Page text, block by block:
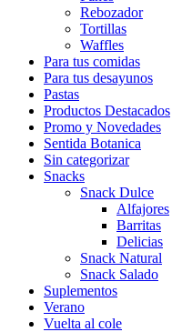
Rebozador
Tortillas
Waffles
Para tus comidas
Para tus desayunos
Pastas
Productos Destacados
Promo y Novedades
Sentida Botanica
Sin categorizar
Snacks
Snack Dulce
Alfajores
Barritas
Delicias
Snack Natural
Snack Salado
Suplementos
Verano
Vuelta al cole